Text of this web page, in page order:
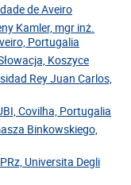
de Aveiro
Kamler, mgr inż.
Portugalia
Koszyce
Rey Juan Carlos,
Covilha, Portugalia
Binkowskiego,
Universita Degli